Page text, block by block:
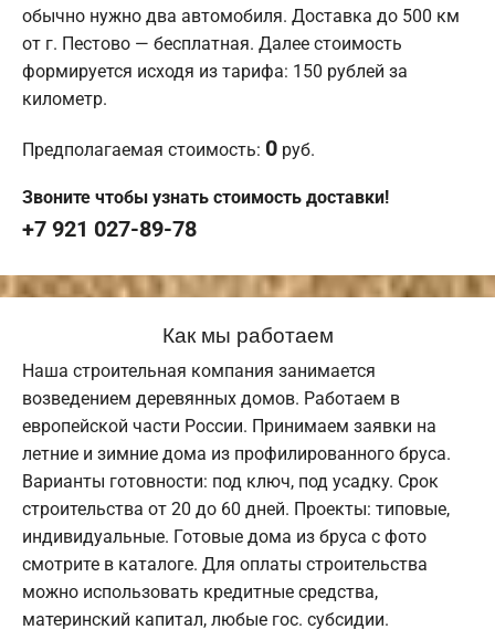
обычно нужно два автомобиля. Доставка до 500 км
от г. Пестово — бесплатная. Далее стоимость
формируется исходя из тарифа: 150 рублей за
километр.
Предполагаемая стоимость: 0 руб.
Звоните чтобы узнать стоимость доставки!
+7 921 027-89-78
Как мы работаем
Наша строительная компания занимается
возведением деревянных домов. Работаем в
европейской части России. Принимаем заявки на
летние и зимние дома из профилированного бруса.
Варианты готовности: под ключ, под усадку. Срок
строительства от 20 до 60 дней. Проекты: типовые,
индивидуальные. Готовые дома из бруса с фото
смотрите в каталоге. Для оплаты строительства
можно использовать кредитные средства,
материнский капитал, любые гос. субсидии.